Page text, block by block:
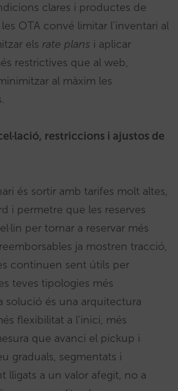
clares i productes de
OTA convé limitar l’inventari al
els rate plans i aplicar
restrictives que al web,
al màxim les
restriccions i ajustos de
és sortir amb tarifes molt altes,
i permetre que les reserves
per tornar a reservar més
ja mostren tracció,
continuen sent útils per
teves tipologies més
solució és una arquitectura
flexibilitat a l’inici, més
que avanci el pickup i
graduals, segmentats i
lligats a un valor afegit, no a